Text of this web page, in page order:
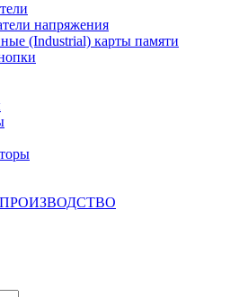
напряжения
(Industrial) карты памяти